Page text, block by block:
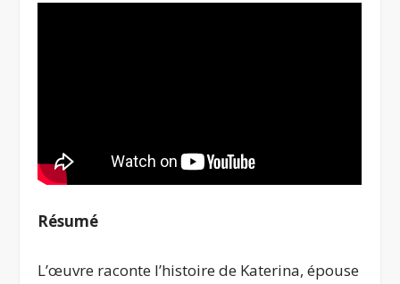
Résumé
L’œuvre raconte l’histoire de Katerina, épouse